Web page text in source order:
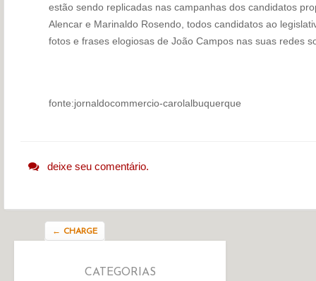
estão sendo replicadas nas campanhas dos candidatos
Alencar e Marinaldo Rosendo, todos candidatos ao
fotos e frases elogiosas de João Campos nas suas redes
fonte:jornaldocommercio-carolalbuquerque
deixe seu comentário.
← CHARGE
CATEGORIAS